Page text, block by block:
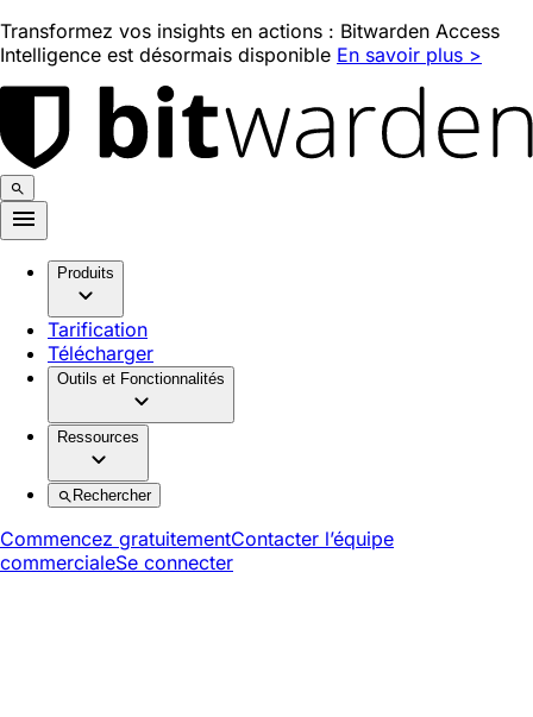
Transformez vos insights en actions : Bitwarden Access
Intelligence est désormais disponible En savoir plus >
Produits
Tarification
Télécharger
Outils et Fonctionnalités
Ressources
Rechercher
Commencez gratuitementContacter l’équipe
commercialeSe connecter